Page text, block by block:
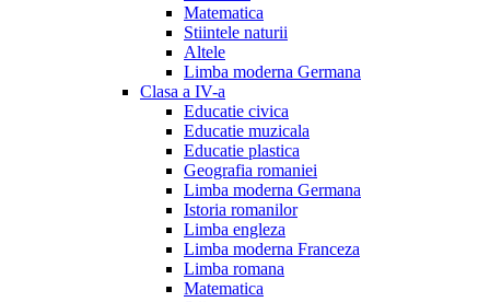
Matematica
Stiintele naturii
Altele
Limba moderna Germana
Clasa a IV-a
Educatie civica
Educatie muzicala
Educatie plastica
Geografia romaniei
Limba moderna Germana
Istoria romanilor
Limba engleza
Limba moderna Franceza
Limba romana
Matematica